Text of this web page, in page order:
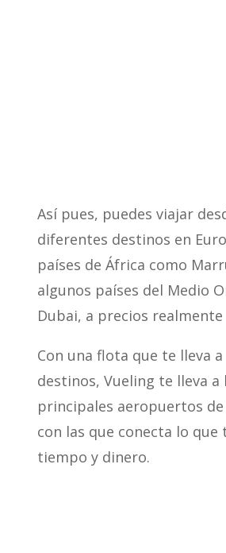
Así pues, puedes viajar
diferentes destinos en
países de África como
algunos países del Medio
Dubai, a precios realmente
Con una flota que te lleva a
destinos, Vueling te lleva a
principales aeropuertos de
con las que conecta lo que
tiempo y dinero.